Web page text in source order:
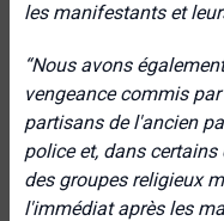
les manifestants et
“Nous avons
vengeance commis
partisans de l'ancien
police et, dans
des groupes religieux
l'immédiat après les